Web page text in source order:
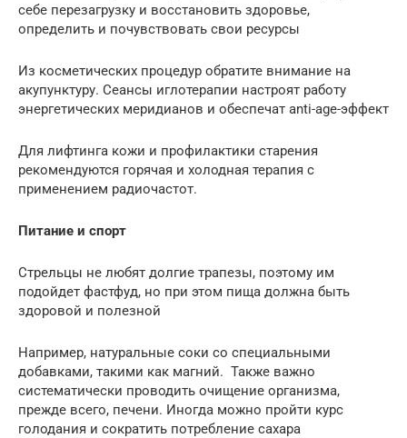
себе перезагрузку и восстановить здоровье,
определить и почувствовать свои ресурсы
Из косметических процедур обратите внимание на
акупунктуру. Сеансы иглотерапии настроят работу
энергетических меридианов и обеспечат anti-age-эффект
Для лифтинга кожи и профилактики старения
рекомендуются горячая и холодная терапия с
применением радиочастот.
Питание и спорт
Стрельцы не любят долгие трапезы, поэтому им
подойдет фастфуд, но при этом пища должна быть
здоровой и полезной
Например, натуральные соки со специальными
добавками, такими как магний. Также важно
систематически проводить очищение организма,
прежде всего, печени. Иногда можно пройти курс
голодания и сократить потребление сахара